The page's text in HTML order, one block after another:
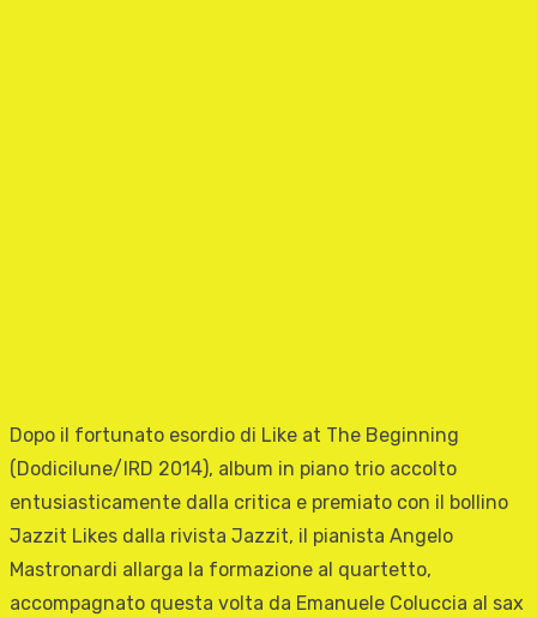
Dopo il fortunato esordio di Like at The Beginning
(Dodicilune/IRD 2014), album in piano trio accolto
entusiasticamente dalla critica e premiato con il bollino
Jazzit Likes dalla rivista Jazzit, il pianista Angelo
Mastronardi allarga la formazione al quartetto,
accompagnato questa volta da Emanuele Coluccia al sax